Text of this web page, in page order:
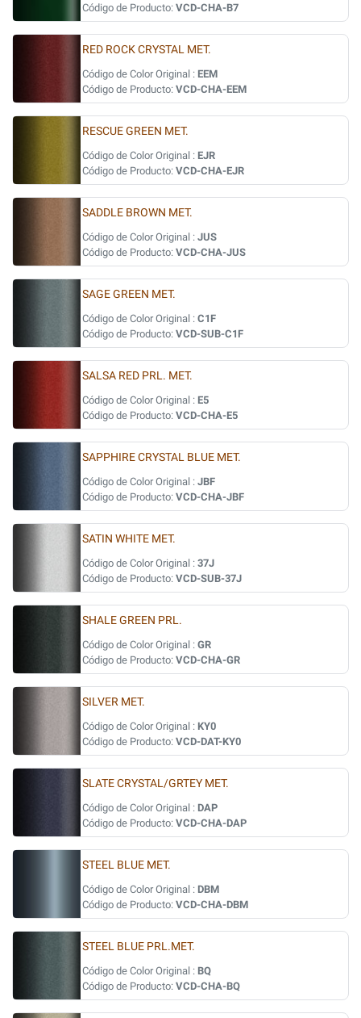
Código de Producto: VCD-CHA-B7
RED ROCK CRYSTAL MET.
Código de Color Original : EEM
Código de Producto: VCD-CHA-EEM
RESCUE GREEN MET.
Código de Color Original : EJR
Código de Producto: VCD-CHA-EJR
SADDLE BROWN MET.
Código de Color Original : JUS
Código de Producto: VCD-CHA-JUS
SAGE GREEN MET.
Código de Color Original : C1F
Código de Producto: VCD-SUB-C1F
SALSA RED PRL. MET.
Código de Color Original : E5
Código de Producto: VCD-CHA-E5
SAPPHIRE CRYSTAL BLUE MET.
Código de Color Original : JBF
Código de Producto: VCD-CHA-JBF
SATIN WHITE MET.
Código de Color Original : 37J
Código de Producto: VCD-SUB-37J
SHALE GREEN PRL.
Código de Color Original : GR
Código de Producto: VCD-CHA-GR
SILVER MET.
Código de Color Original : KY0
Código de Producto: VCD-DAT-KY0
SLATE CRYSTAL/GRTEY MET.
Código de Color Original : DAP
Código de Producto: VCD-CHA-DAP
STEEL BLUE MET.
Código de Color Original : DBM
Código de Producto: VCD-CHA-DBM
STEEL BLUE PRL.MET.
Código de Color Original : BQ
Código de Producto: VCD-CHA-BQ